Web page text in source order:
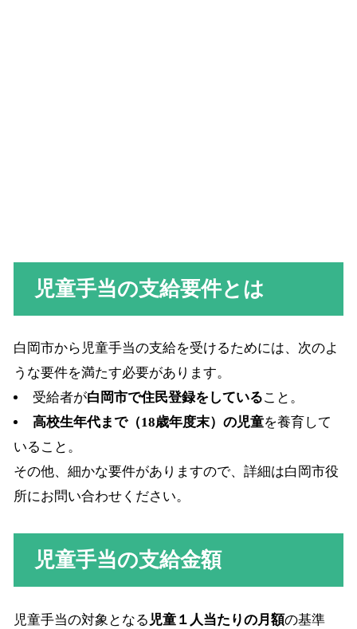
児童手当の支給要件とは
白岡市から児童手当の支給を受けるためには、次のよ
うな要件を満たす必要があります。
受給者が白岡市で住民登録をしていること。
高校生年代まで（18歳年度末）の児童を養育して
いること。
その他、細かな要件がありますので、詳細は白岡市役
所にお問い合わせください。
児童手当の支給金額
児童手当の対象となる 児童１人当たりの月額の基準